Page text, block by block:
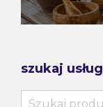
szukaj
Szukaj: